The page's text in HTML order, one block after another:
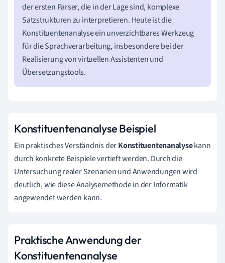
der ersten Parser, die in der Lage sind, komplexe
Satzstrukturen zu interpretieren. Heute ist die
Konstituentenanalyse ein unverzichtbares Werkzeug
für die Sprachverarbeitung, insbesondere bei der
Realisierung von virtuellen Assistenten und
Übersetzungstools.
Konstituentenanalyse Beispiel
Ein praktisches Verständnis derKonstituentenanalysekann
durch konkrete Beispiele vertieft werden. Durch die
Untersuchung realer Szenarien und Anwendungen wird
deutlich, wie diese Analysemethode in der Informatik
angewendet werden kann.
Praktische Anwendung der
Konstituentenanalyse